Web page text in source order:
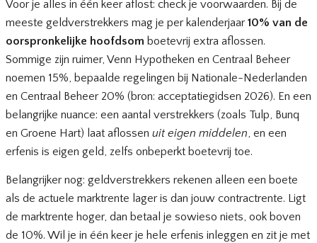
Voor je alles in één keer aflost: check je voorwaarden. Bij de
meeste geldverstrekkers mag je per kalenderjaar10% van de
oorspronkelijke hoofdsom boetevrij extra aflossen.
Sommige zijn ruimer, Venn Hypotheken en Centraal Beheer
noemen 15%, bepaalde regelingen bij Nationale-Nederlanden
en Centraal Beheer 20% (bron: acceptatiegidsen 2026). En een
belangrijke nuance: een aantal verstrekkers (zoals Tulp, Bunq
en Groene Hart) laat aflossen uit eigen middelen, en een
erfenis is eigen geld, zelfs onbeperkt boetevrij toe.
Belangrijker nog: geldverstrekkers rekenen alleen een boete
als de actuele marktrente lager is dan jouw contractrente. Ligt
de marktrente hoger, dan betaal je sowieso niets, ook boven
de 10%. Wil je in één keer je hele erfenis inleggen en zit je met